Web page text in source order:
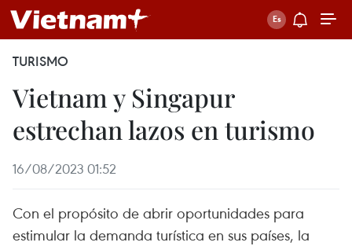
TURISMO
Vietnam y Singapur
estrechan lazos en turismo
16/08/2023 01:52
Con el propósito de abrir oportunidades para
estimular la demanda turística en sus países, la